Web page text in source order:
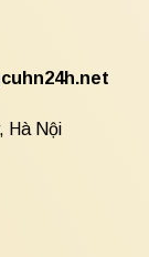
Hà Nội